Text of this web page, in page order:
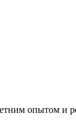
опытом и